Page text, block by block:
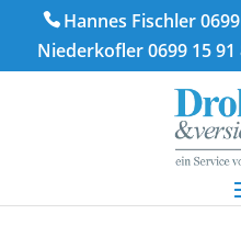
Hannes Fischler
Niederkofler 0699 15 91